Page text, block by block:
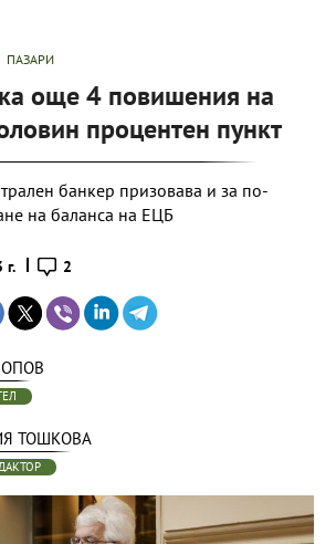
ПАЗАРИ
още 4 повишения на
процентен пункт
банкер призовава и за по-
на баланса на ЕЦБ
2
ТОШКОВА